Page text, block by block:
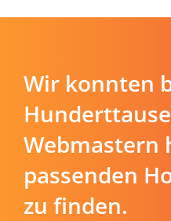
Wir konnten
Webmastern
passenden
zu finden.